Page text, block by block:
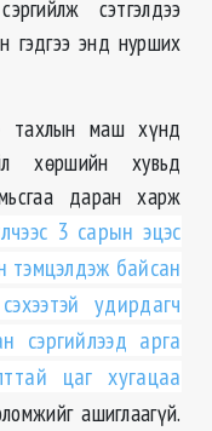
сэтгэлдээ
гэдгээ энд нурших
тахлын маш хүнд
хөршийн хувьд
даран харж
3 сарын эцэс
тэмцэлдэж байсан
удирдагч
сэргийлээд арга
цаг хугацаа
ашиглаагүй.